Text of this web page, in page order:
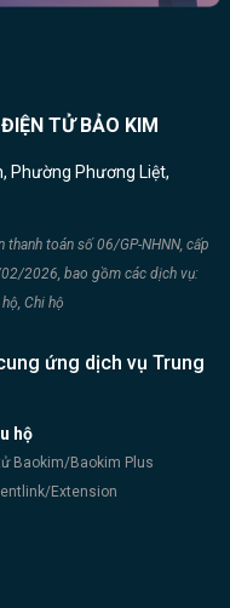
TỬ BẢO KIM
Phường Phương Liệt,
toán số 06/GP-NHNN, cấp
2026, bao gồm các dịch vụ:
Chi hộ
ứng dịch vụ Trung
hộ
Baokim/Baokim Plus
Extension